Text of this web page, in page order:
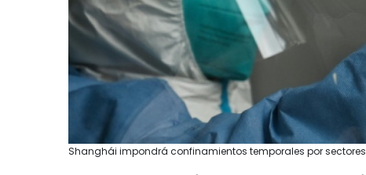
Shanghái impondrá confinamientos temporales por sectores